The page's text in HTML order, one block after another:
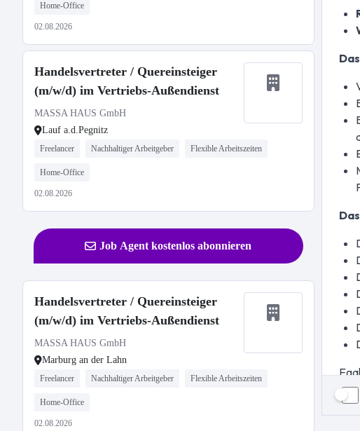
Home-Office
02.08.2026
Handelsvertreter / Quereinsteiger
(m/w/d) im Vertriebs-Außendienst
MASSA HAUS GmbH
Lauf a.d.Pegnitz
Freelancer Nachhaltiger Arbeitgeber Flexible Arbeitszeiten
Home-Office
02.08.2026
Job Agent kostenlos abonnieren
Handelsvertreter / Quereinsteiger
(m/w/d) im Vertriebs-Außendienst
MASSA HAUS GmbH
Marburg an der Lahn
Freelancer Nachhaltiger Arbeitgeber Flexible Arbeitszeiten
Home-Office
02.08.2026